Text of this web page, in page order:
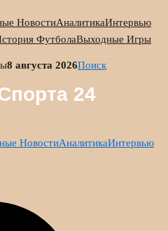
НовостиАналитикаИнтервью
ФутболаВыходные Игры
8 августа 2026Поиск
НовостиАналитикаИнтервью